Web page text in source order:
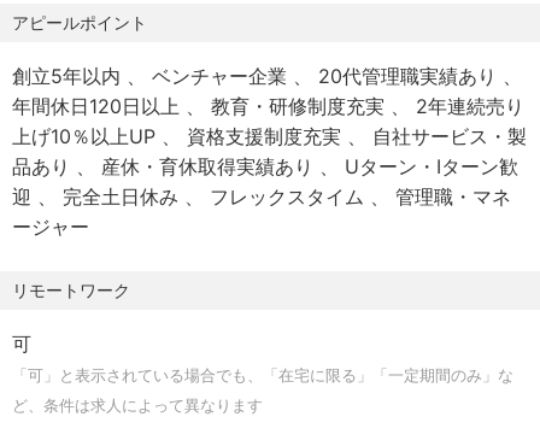
・0→1と1→10の両方のフェーズを実体験できる環境
※案件事例
(1)大手IT企業
・年間1000人単位の採用を行い急速に拡大した結果、煩雑
化し非効率になった採用プロセスを改善するプロジェク
ト。
・過去の選考プロセスデータのデータ分析、現場部門やエ
課題を提起。
(2)大手SIer
・中途採用数を増加する計画があるものの、選考中辞退率
が高く、その理由の１つに面接での意欲減退が発生してい
アピールポイント
創立5年以内 ベンチャー企業
20代管理職実績あり
年間休日120日以上
教育・研修制度充実
2年連続売り
上げ10％以上UP
資格支援制度充実
自社サービス・製
品あり
産休・育休取得実績あり
Uターン・Iターン歓
迎
完全土日休み フレックスタイム
管理職・マネ
ージャー
リモートワーク
可
「可」と表示されている場合でも、「在宅に限る」「一定期間のみ」な
ど、条件は求人によって異なります